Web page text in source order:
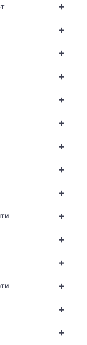
+
+
+
+
+
+
+
+
+
+
+
+
+
+
+